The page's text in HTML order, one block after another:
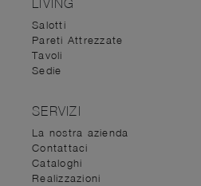
LIVING
Salotti
Pareti Attrezzate
Tavoli
Sedie
SERVIZI
La nostra azienda
Contattaci
Cataloghi
Realizzazioni